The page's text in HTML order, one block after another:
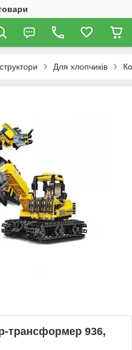
Для хлопчиків
трансформер 936,